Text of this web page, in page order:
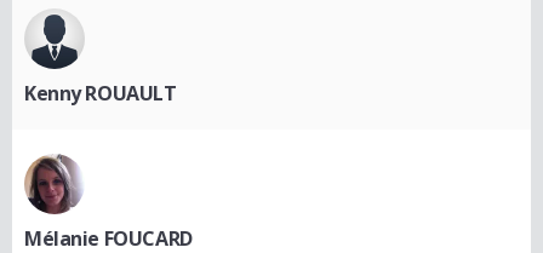
Kenny ROUAULT
Mélanie FOUCARD